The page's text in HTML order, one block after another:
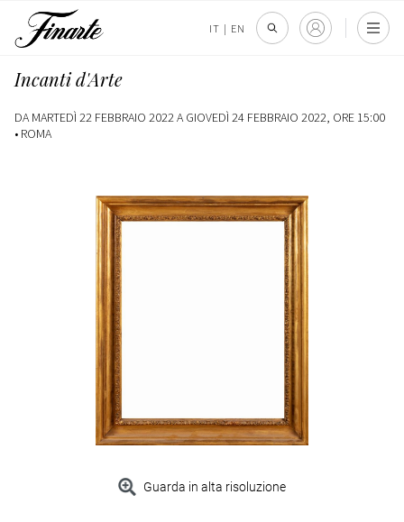
IT | EN
Incanti d'Arte
DA MARTEDÌ 22 FEBBRAIO 2022 A GIOVEDÌ 24 FEBBRAIO 2022, ORE 15:00
• ROMA
Guarda in alta risoluzione